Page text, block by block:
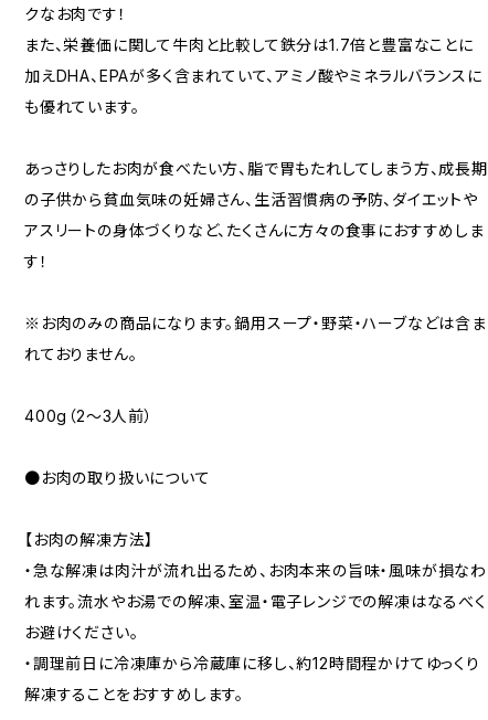
クなお肉です！
また、栄養価に関して牛肉と比較して鉄分は1.7倍と豊富なことに
加えDHA、EPAが多く含まれていて、アミノ酸やミネラルバランスに
も優れています。
あっさりしたお肉が食べたい方、脂で胃もたれしてしまう方、成長期
の子供から貧血気味の妊婦さん、生活習慣病の予防、ダイエットや
アスリートの身体づくりなど、たくさんに方々の食事におすすめしま
す！
※お肉のみの商品になります。鍋用スープ・野菜・ハーブなどは含ま
れておりません。
400g（2〜3人前）
●お肉の取り扱いについて
【お肉の解凍方法】
・急な解凍は肉汁が流れ出るため、お肉本来の旨味・風味が損なわ
れます。流水やお湯での解凍、室温・電子レンジでの解凍はなるべく
お避けください。
・調理前日に冷凍庫から冷蔵庫に移し、約12時間程かけてゆっくり
解凍することをおすすめします。